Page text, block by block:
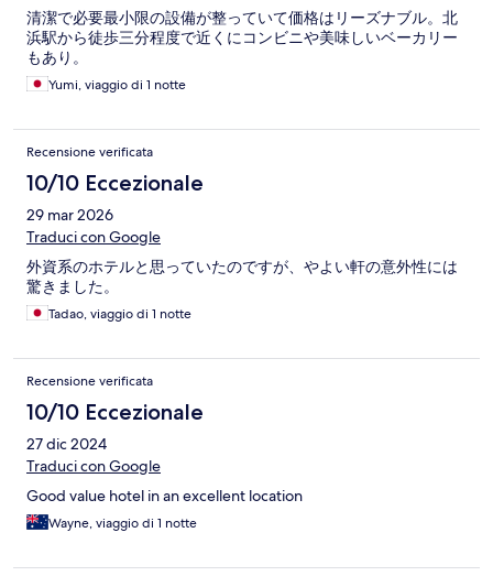
清潔で必要最小限の設備が整っていて価格はリーズナブル。北
浜駅から徒歩三分程度で近くにコンビニや美味しいベーカリー
もあり。
Yumi, viaggio di 1 notte
Recensione verificata
10/10 Eccezionale
29 mar 2026
Traduci con Google
外資系のホテルと思っていたのですが、やよい軒の意外性には
驚きました。
Tadao, viaggio di 1 notte
Recensione verificata
10/10 Eccezionale
27 dic 2024
Traduci con Google
Good value hotel in an excellent location
Wayne, viaggio di 1 notte